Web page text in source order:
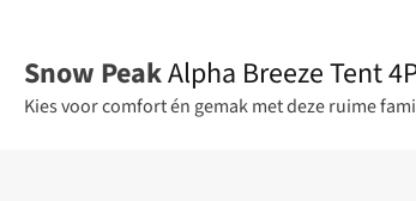
Snow PeakAlpha Breeze Tent
Kies voor comfort én gemak met deze ruime